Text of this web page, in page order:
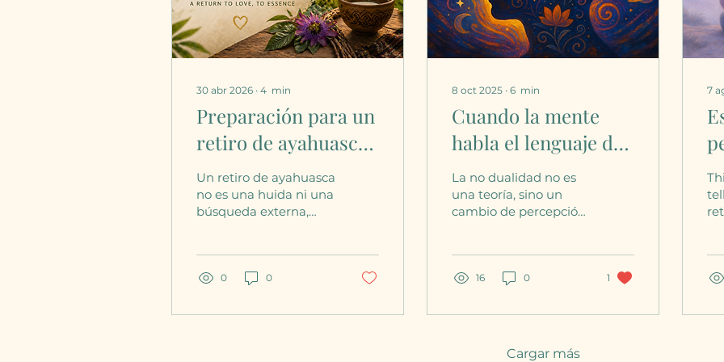
30 abr 2026 ∙ 4 min
Preparación para un
retiro de ayahuasca:
volver al amor y a lo
que realmente
importa.
Un retiro de ayahuasca
no es una huida ni una
búsqueda externa,
dual: no añadir nada,
que ocultan el Amor
0 0
8 oct 2025 ∙ 6 min
Cuando la mente
habla el lenguaje de
la no dualidad
La no dualidad no es
una teoría, sino un
cambio de percepción.
nada que hacer” para
transformación
claridad no rechaza el
16 0 1
7
a
Cargar más